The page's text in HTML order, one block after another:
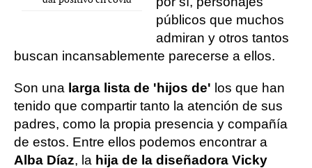
públicos que muchos
admiran y otros tantos
buscan incansablemente parecerse a ellos.
Son una larga lista de 'hijos de' los que han
tenido que compartir tanto la atención de sus
padres, como la propia presencia y compañía
de estos. Entre ellos podemos encontrar a
Alba Díaz, la hija de la diseñadora Vicky